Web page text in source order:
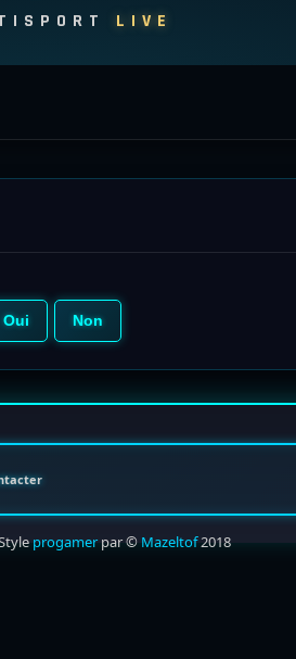
LIVE
progamerpar © Mazeltof2018